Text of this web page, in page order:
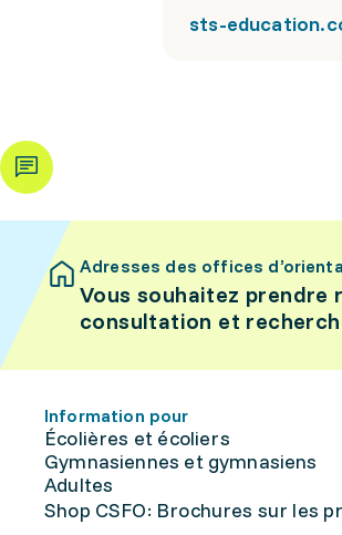
sts-
Adresses des offices
Vous souhaitez prendre
consultation et
Information pour
Écolières et écoliers
Gymnasiennes et gymnasiens
Adultes
Shop CSFO: Brochures sur les